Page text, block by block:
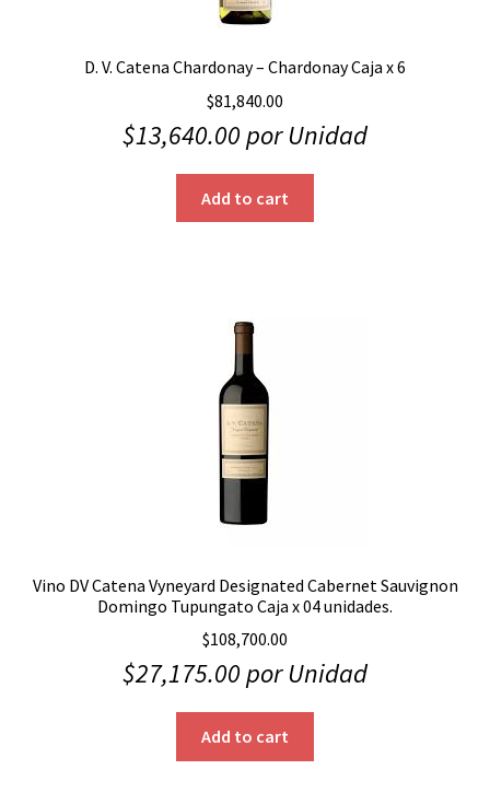
D. V. Catena Chardonay – Chardonay Caja x 6
$81,840.00
$13,640.00por Unidad
Add to cart
Vino DV Catena Vyneyard Designated Cabernet Sauvignon
Domingo Tupungato Caja x 04 unidades.
$108,700.00
$27,175.00por Unidad
Add to cart